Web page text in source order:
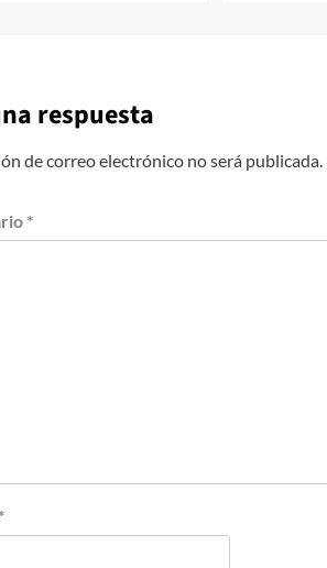
respuesta
de correo electrónico no será publicada.
*
*